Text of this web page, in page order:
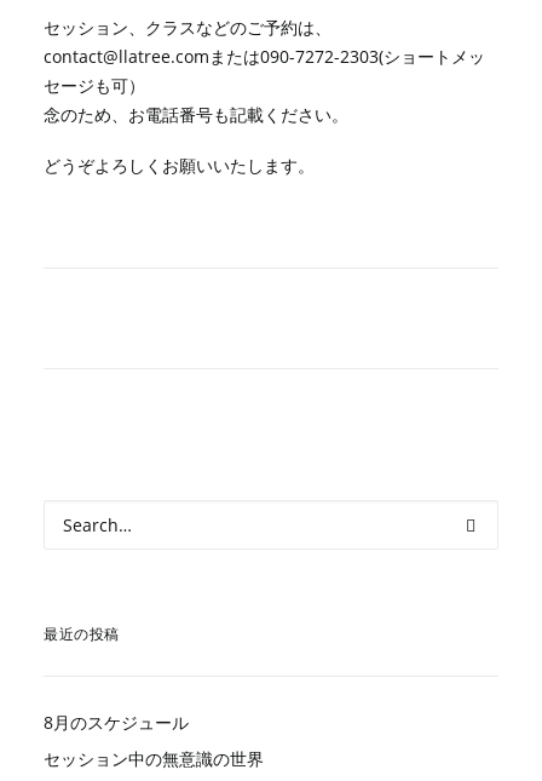
セッション、クラスなどのご予約は、
contact@llatree.comまたは090-7272-2303(ショートメッ
セージも可）
念のため、お電話番号も記載ください。
どうぞよろしくお願いいたします。
最近の投稿
8月のスケジュール
セッション中の無意識の世界